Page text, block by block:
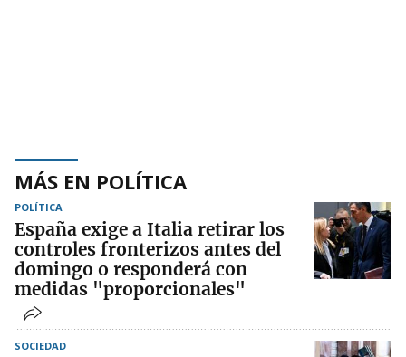
MÁS EN POLÍTICA
POLÍTICA
España exige a Italia retirar los
controles fronterizos antes del
domingo o responderá con
medidas "proporcionales"
SOCIEDAD